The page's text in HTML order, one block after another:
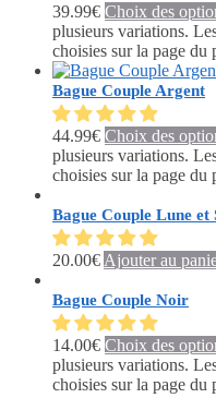
39.99€ Choix des
plusieurs variations.
choisies sur la page du
Bague Couple Argent
44.99€ Choix des
plusieurs variations.
choisies sur la page du
Bague Couple Lune et
20.00€ Ajouter au
Bague Couple Noir
14.00€ Choix des
plusieurs variations.
choisies sur la page du